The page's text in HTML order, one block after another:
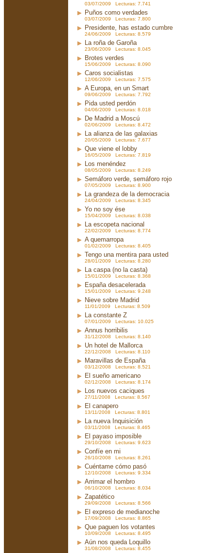
03/07/2009 Lecturas: 7.741
Puños como verdades
03/07/2009 Lecturas: 7.800
Presidente, has estado cumbre
24/06/2009 Lecturas: 8.579
La roña de Garoña
23/06/2009 Lecturas: 8.045
Brotes verdes
15/06/2009 Lecturas: 8.090
Caros socialistas
12/06/2009 Lecturas: 7.575
A Europa, en un Smart
09/06/2009 Lecturas: 7.792
Pida usted perdón
04/06/2009 Lecturas: 8.018
De Madrid a Moscú
02/06/2009 Lecturas: 8.472
La alianza de las galaxias
20/05/2009 Lecturas: 7.677
Que viene el lobby
16/05/2009 Lecturas: 7.819
Los menéndez
08/05/2009 Lecturas: 8.249
Semáforo verde, semáforo rojo
07/05/2009 Lecturas: 8.900
La grandeza de la democracia
24/04/2009 Lecturas: 8.345
Yo no soy ése
15/04/2009 Lecturas: 8.038
La escopeta nacional
22/02/2009 Lecturas: 8.774
A quemarropa
01/02/2009 Lecturas: 8.405
Tengo una mentira para usted
28/01/2009 Lecturas: 8.280
La caspa (no la casta)
15/01/2009 Lecturas: 8.368
España desacelerada
15/01/2009 Lecturas: 9.248
Nieve sobre Madrid
11/01/2009 Lecturas: 8.509
La constante Z
07/01/2009 Lecturas: 10.025
Annus horribilis
31/12/2008 Lecturas: 8.140
Un hotel de Mallorca
22/12/2008 Lecturas: 8.110
Maravillas de España
03/12/2008 Lecturas: 8.521
El sueño americano
02/12/2008 Lecturas: 8.174
Los nuevos caciques
27/11/2008 Lecturas: 8.567
El canapero
13/11/2008 Lecturas: 8.801
La nueva Inquisición
03/11/2008 Lecturas: 8.465
El payaso imposible
29/10/2008 Lecturas: 9.623
Confíe en mi
26/10/2008 Lecturas: 8.261
Cuéntame cómo pasó
12/10/2008 Lecturas: 9.334
Arrimar el hombro
06/10/2008 Lecturas: 8.034
Zapatético
29/09/2008 Lecturas: 8.566
El expreso de medianoche
17/09/2008 Lecturas: 8.865
Que paguen los votantes
10/09/2008 Lecturas: 8.495
Aún nos queda Loquillo
31/08/2008 Lecturas: 8.455